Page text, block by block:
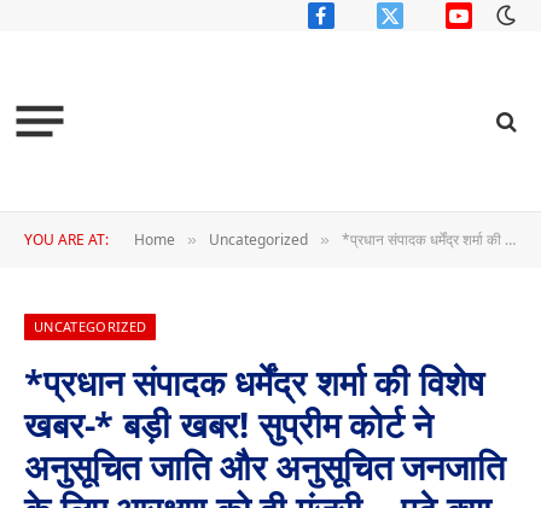
FacebookX
YouTube
YOU ARE AT: Home » Uncategorized » *प्रधान संपादक धर्मेंद्र शर्मा की विशेष खबर-* बड़ी खबर! सुप्रीम कोर्ट ने अनुसूचित जाति और अनुसूचित जनजाति के लिए आरक्षण को दी मंजूरी… पढ़े क्या-क्या तर्क दिए…
UNCATEGORIZED
*प्रधान संपादक धर्मेंद्र शर्मा की विशेष
खबर-* बड़ी खबर! सुप्रीम कोर्ट ने
अनुसूचित जाति और अनुसूचित जनजाति